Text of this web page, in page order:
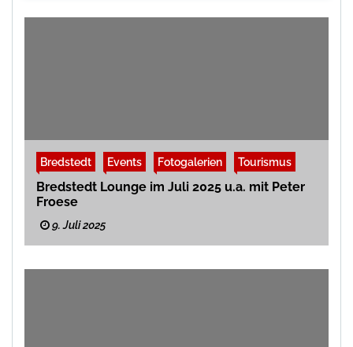
Bredstedt Events Fotogalerien Tourismus
Bredstedt Lounge im Juli 2025 u.a. mit Peter
Froese
9. Juli 2025